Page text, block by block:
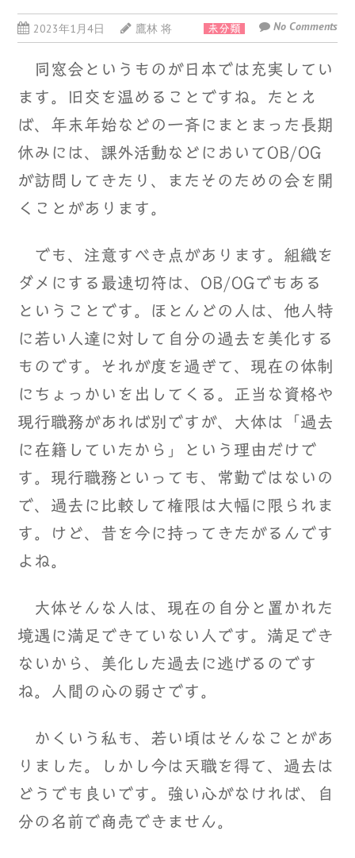
2023年1月4日 鷹林 将 未分類 No Comments
同窓会というものが日本では充実してい
ます。旧交を温めることですね。たとえ
ば、年末年始などの一斉にまとまった長期
休みには、課外活動などにおいてOB/OG
が訪問してきたり、またそのための会を開
くことがあります。
でも、注意すべき点があります。組織を
ダメにする最速切符は、OB/OGでもある
ということです。ほとんどの人は、他人特
に若い人達に対して自分の過去を美化する
ものです。それが度を過ぎて、現在の体制
にちょっかいを出してくる。正当な資格や
現行職務があれば別ですが、大体は「過去
に在籍していたから」という理由だけで
す。現行職務といっても、常勤ではないの
で、過去に比較して権限は大幅に限られま
す。けど、昔を今に持ってきたがるんです
よね。
大体そんな人は、現在の自分と置かれた
境遇に満足できていない人です。満足でき
ないから、美化した過去に逃げるのです
ね。人間の心の弱さです。
かくいう私も、若い頃はそんなことがあ
りました。しかし今は天職を得て、過去は
どうでも良いです。強い心がなければ、自
分の名前で商売できません。